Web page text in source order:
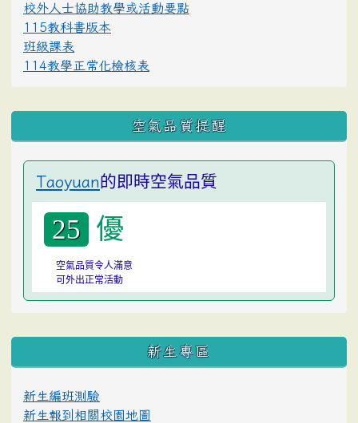
校外人士協助教學或活動要點
115教科書版本
班級課表
114教學正常化檢核表
空氣品質提醒
Taoyuan的即時空氣品質
25 優
空氣品質令人滿意
可外出正常活動
:::
新生專區
新生編班測驗
新生報到相關校園地圖